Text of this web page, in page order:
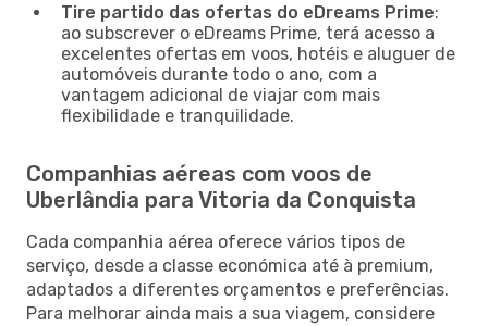
Tire partido das ofertas do eDreams Prime:
ao subscrever o eDreams Prime, terá acesso a
excelentes ofertas em voos, hotéis e aluguer de
automóveis durante todo o ano, com a
vantagem adicional de viajar com mais
flexibilidade e tranquilidade.
Companhias aéreas com voos de
Uberlândia para Vitoria da Conquista
Cada companhia aérea oferece vários tipos de
serviço, desde a classe económica até à premium,
adaptados a diferentes orçamentos e preferências.
Para melhorar ainda mais a sua viagem, considere